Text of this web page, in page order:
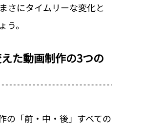
さにタイムリーな変化と
う。
た動画制作の3つの
の「前・中・後」すべての